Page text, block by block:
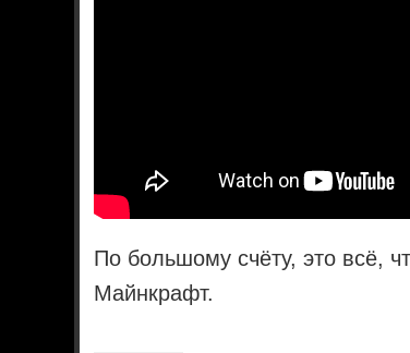
По большому счёту, это всё,
Майнкрафт.